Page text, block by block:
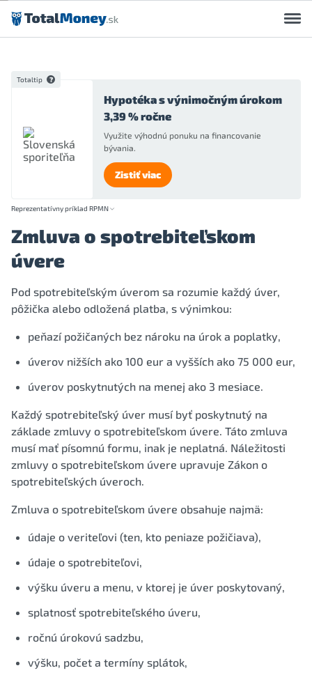
Preskočiť na obsah
Totaltip
Hypotéka s výnimočným úrokom
3,39 % ročne
Využite výhodnú ponuku na financovanie
bývania.
Zistiť viac
Reprezentatívny príklad RPMN
Zmluva o spotrebiteľskom
úvere
Pod spotrebiteľským úverom sa rozumie každý úver,
pôžička alebo odložená platba, s výnimkou:
peňazí požičaných bez nároku na úrok a poplatky,
úverov nižších ako 100 eur a vyšších ako 75 000 eur,
úverov poskytnutých na menej ako 3 mesiace.
Každý spotrebiteľský úver musí byť poskytnutý na
základe zmluvy o spotrebiteľskom úvere. Táto zmluva
musí mať písomnú formu, inak je neplatná. Náležitosti
zmluvy o spotrebiteľskom úvere upravuje Zákon o
spotrebiteľských úveroch.
Zmluva o spotrebiteľskom úvere obsahuje najmä:
údaje o veriteľovi (ten, kto peniaze požičiava),
údaje o spotrebiteľovi,
výšku úveru a menu, v ktorej je úver poskytovaný,
splatnosť spotrebiteľského úveru,
ročnú úrokovú sadzbu,
výšku, počet a termíny splátok,